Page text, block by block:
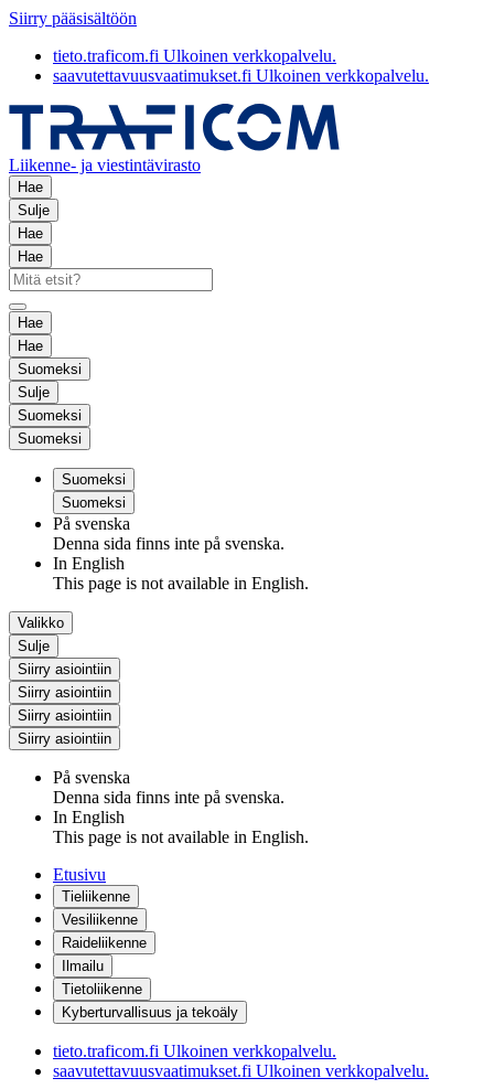
Siirry pääsisältöön
tieto.traficom.fi Ulkoinen verkkopalvelu.
saavutettavuusvaatimukset.fi Ulkoinen verkkopalvelu.
Liikenne- ja viestintävirasto
Hae
Sulje
Hae
Hae
Hae
Hae
Suomeksi
Sulje
Suomeksi
Suomeksi
Suomeksi
Suomeksi
På svenska
Denna sida finns inte på svenska.
In English
This page is not available in English.
Valikko
Sulje
Siirry asiointiin
Siirry asiointiin
Siirry asiointiin
Siirry asiointiin
På svenska
Denna sida finns inte på svenska.
In English
This page is not available in English.
Etusivu
Tieliikenne
Vesiliikenne
Raideliikenne
Ilmailu
Tietoliikenne
Kyberturvallisuus ja tekoäly
tieto.traficom.fi Ulkoinen verkkopalvelu.
saavutettavuusvaatimukset.fi Ulkoinen verkkopalvelu.